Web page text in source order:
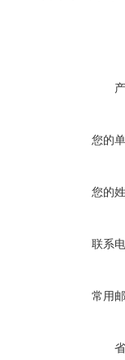
您的
您的
联系
常用